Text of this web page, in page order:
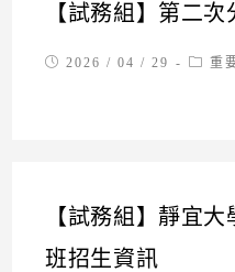
【試務組】第二
Post2026 / 04 / 29
Post
重
【試務組】靜宜
班招生資訊